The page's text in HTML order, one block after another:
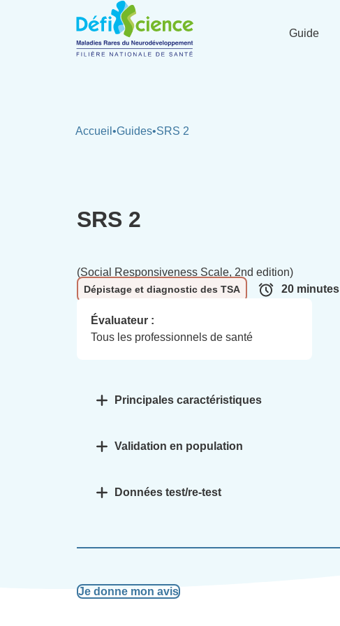
Guide
Accueil •Guides•SRS 2
SRS 2
(Social Responsiveness Scale, 2nd edition)
Dépistage et diagnostic des TSA 20 minutes
Évaluateur :
Tous les professionnels de santé
Principales caractéristiques
Validation en population
Données test/re-test
Je donne mon avis
Panneau de gestion des cookies